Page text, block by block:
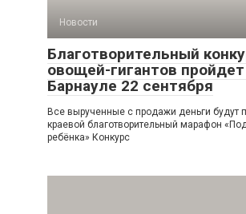
Новости
Благотворительный
овощей-гигантов
Барнауле 22 сентября
Все вырученные с продажи деньги будут
краевой благотворительный марафон
ребёнка» Конкурс